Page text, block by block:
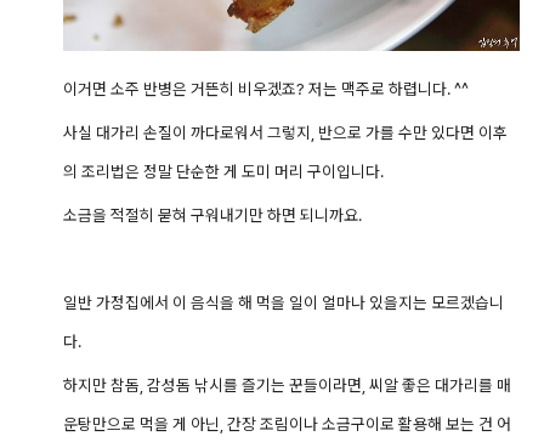
이거면 소주 반병은 거뜬히 비우겠죠? 저는 맥주로 하렵니다. ^^
사실 대가리 손질이 까다로워서 그렇지, 반으로 가를 수만 있다면 이후
의 조리법은 정말 단순한 게 도미 머리 구이입니다.
소금을 적절히 묻혀 구워내기만 하면 되니까요.
일반 가정집에서 이 음식을 해 먹을 일이 얼마나 있을지는 모르겠습니
다.
하지만 참돔, 감성돔 낚시를 즐기는 꾼들이라면, 씨알 좋은 대가리를 매
운탕만으로 먹을 게 아닌, 간장 조림이나 소금구이로 활용해 보는 건 어